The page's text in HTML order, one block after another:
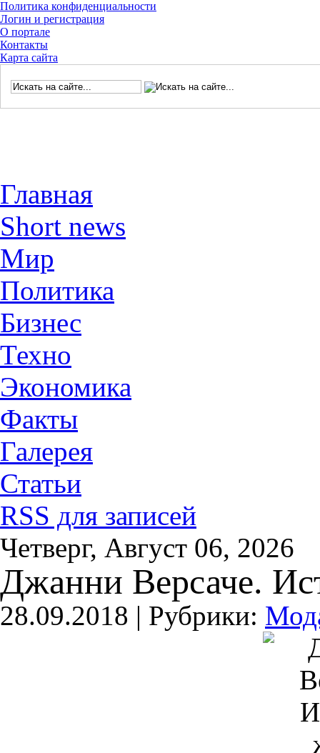
Политика конфиденциальности
Логин и регистрация
О портале
Контакты
Карта сайта
Главная
Short news
Мир
Политика
Бизнес
Техно
Экономика
Факты
Галерея
Статьи
RSS для записей
Четверг, Август 06, 2026
Джанни Версаче.
28.09.2018 | Рубрики: